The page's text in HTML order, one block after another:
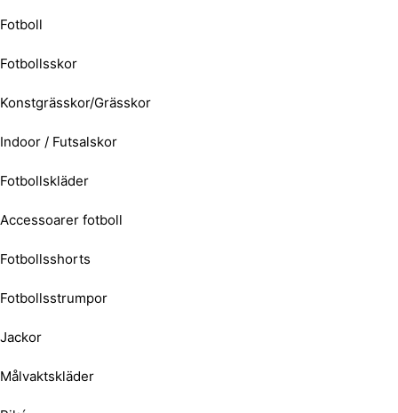
Fotboll
Fotbollsskor
Konstgrässkor/Grässkor
Indoor / Futsalskor
Fotbollskläder
Accessoarer fotboll
Fotbollsshorts
Fotbollsstrumpor
Jackor
Målvaktskläder